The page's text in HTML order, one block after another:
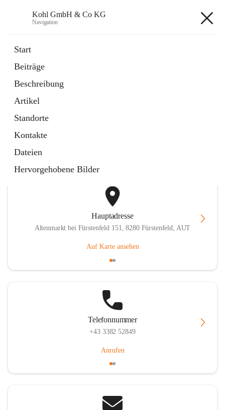
Kohl GmbH & Co KG
Navigation
Start
Beiträge
Beschreibung
Artikel
Standorte
Kontakte
Dateien
Hervorgehobene Bilder
2 Schnellzugriffe
FAQ
Artikel
öffnet
in
neuem
Tab
Hauptadresse
Altenmarkt bei Fürstenfeld 151, 8280 Fürstenfeld, AUT
Auf Karte ansehen
Telefonnummer
+43 3382 52849
Anrufen